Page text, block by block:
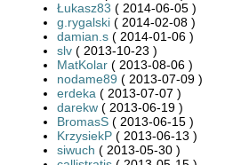
Łukasz83 ( 2014-06-05 )
g.rygalski ( 2014-02-08 )
damian.s ( 2014-01-06 )
slv ( 2013-10-23 )
MatKolar ( 2013-08-06 )
nodame89 ( 2013-07-09 )
erdeka ( 2013-07-07 )
darekw ( 2013-06-19 )
BromasS ( 2013-06-15 )
KrzysiekP ( 2013-06-13 )
siwuch ( 2013-05-30 )